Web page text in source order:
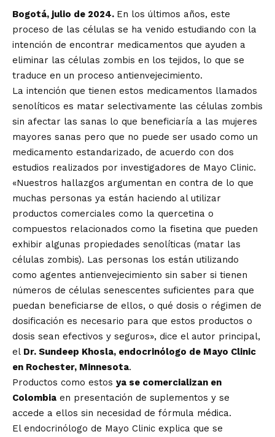
Bogotá, julio de 2024. En los últimos años, este
proceso de las células se ha venido estudiando con la
intención de encontrar medicamentos que ayuden a
eliminar las células zombis en los tejidos, lo que se
traduce en un proceso antienvejecimiento.
La intención que tienen estos medicamentos llamados
senolíticos es matar selectivamente las células zombis
sin afectar las sanas lo que beneficiaría a las mujeres
mayores sanas pero que no puede ser usado como un
medicamento estandarizado, de acuerdo con dos
estudios realizados por investigadores de Mayo Clinic.
«Nuestros hallazgos argumentan en contra de lo que
muchas personas ya están haciendo al utilizar
productos comerciales como la quercetina o
compuestos relacionados como la fisetina que pueden
exhibir algunas propiedades senolíticas (matar las
células zombis). Las personas los están utilizando
como agentes antienvejecimiento sin saber si tienen
números de células senescentes suficientes para que
puedan beneficiarse de ellos, o qué dosis o régimen de
dosificación es necesario para que estos productos o
dosis sean efectivos y seguros», dice el autor principal,
el Dr. Sundeep Khosla, endocrinólogo de Mayo Clinic
en Rochester, Minnesota.
Productos como estos ya se comercializan en
Colombia en presentación de suplementos y se
accede a ellos sin necesidad de fórmula médica.
El endocrinólogo de Mayo Clinic explica que se